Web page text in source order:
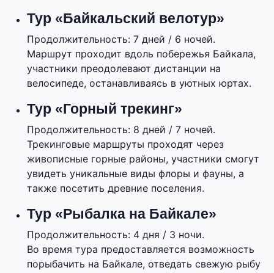
Тур «Байкальский велотур»
Продолжительность: 7 дней / 6 ночей.
Маршрут проходит вдоль побережья Байкала,
участники преодолевают дистанции на
велосипеде, останавливаясь в уютных юртах.
Тур «Горный трекинг»
Продолжительность: 8 дней / 7 ночей.
Трекинговые маршруты проходят через
живописные горные районы, участники смогут
увидеть уникальные виды флоры и фауны, а
также посетить древние поселения.
Тур «Рыбалка на Байкале»
Продолжительность: 4 дня / 3 ночи.
Во время тура предоставляется возможность
порыбачить на Байкале, отведать свежую рыбу